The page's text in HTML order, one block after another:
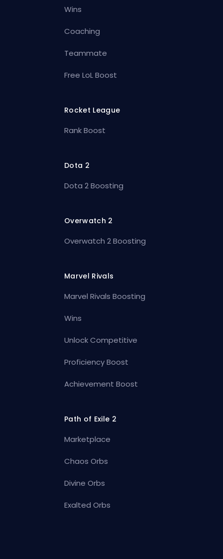
Wins
Coaching
Teammate
Free LoL Boost
Rocket League
Rank Boost
Dota 2
Dota 2 Boosting
Overwatch 2
Overwatch 2 Boosting
Marvel Rivals
Marvel Rivals Boosting
Wins
Unlock Competitive
Proficiency Boost
Achievement Boost
Path of Exile 2
Marketplace
Chaos Orbs
Divine Orbs
Exalted Orbs